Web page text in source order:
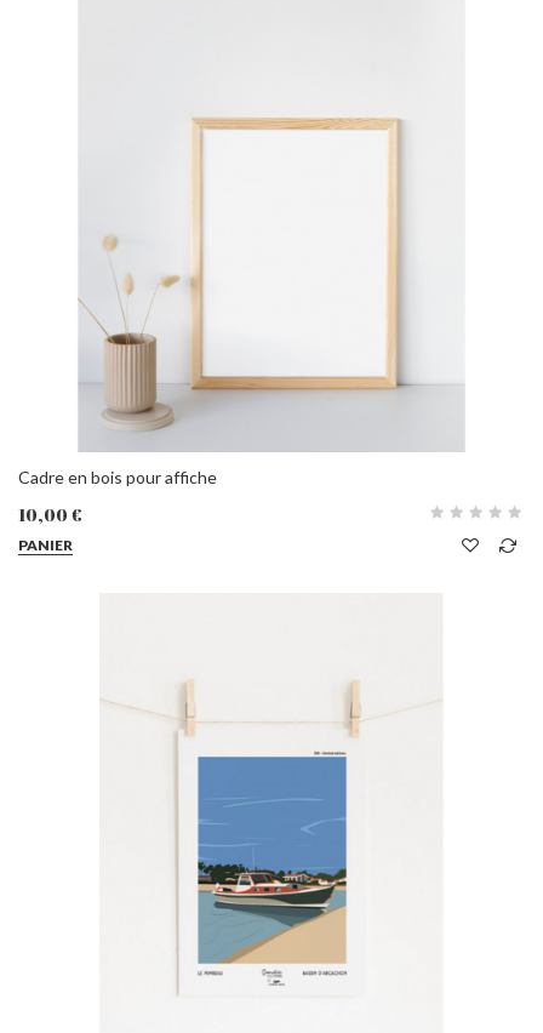
Cadre en bois pour affiche
10,00 €
PANIER